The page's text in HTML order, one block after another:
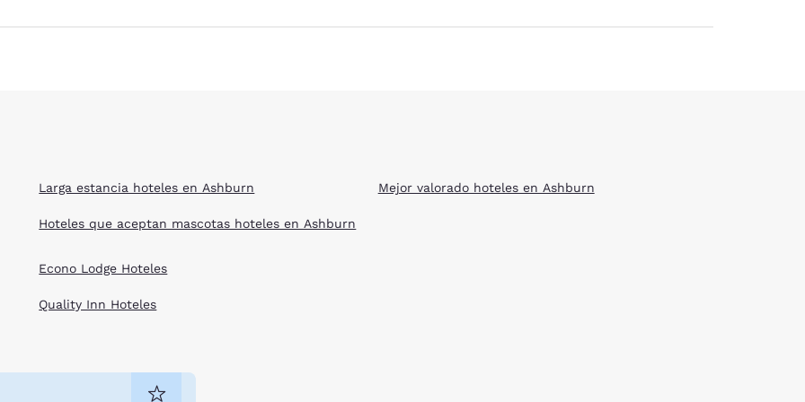
Larga estancia hoteles en Ashburn
Hoteles que aceptan mascotas hoteles en Ashburn
Mejor valorado hoteles en Ashburn
Econo Lodge Hoteles
Quality Inn Hoteles